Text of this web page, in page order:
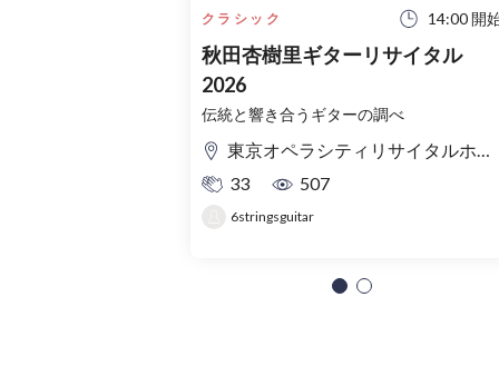
クラシック 14:00 開
秋田杏樹里ギターリサイタル
2026
伝統と響き合うギターの調べ
東京オペラシティリサイタルホール
33
507
6stringsguitar